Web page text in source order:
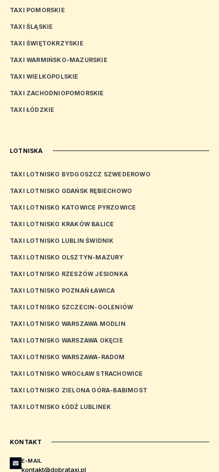
TAXI POMORSKIE
TAXI ŚLĄSKIE
TAXI ŚWIĘTOKRZYSKIE
TAXI WARMIŃSKO-MAZURSKIE
TAXI WIELKOPOLSKIE
TAXI ZACHODNIOPOMORSKIE
TAXI ŁÓDZKIE
LOTNISKA
TAXI LOTNISKO BYDGOSZCZ SZWEDEROWO
TAXI LOTNISKO GDAŃSK RĘBIECHOWO
TAXI LOTNISKO KATOWICE PYRZOWICE
TAXI LOTNISKO KRAKÓW BALICE
TAXI LOTNISKO LUBLIN ŚWIDNIK
TAXI LOTNISKO OLSZTYN-MAZURY
TAXI LOTNISKO RZESZÓW JESIONKA
TAXI LOTNISKO POZNAŃ ŁAWICA
TAXI LOTNISKO SZCZECIN-GOLENIÓW
TAXI LOTNISKO WARSZAWA MODLIN
TAXI LOTNISKO WARSZAWA OKĘCIE
TAXI LOTNISKO WARSZAWA-RADOM
TAXI LOTNISKO WROCŁAW STRACHOWICE
TAXI LOTNISKO ZIELONA GÓRA-BABIMOST
TAXI LOTNISKO ŁÓDŹ LUBLINEK
KONTAKT
E-MAIL
kontakt@dobrataxi.pl